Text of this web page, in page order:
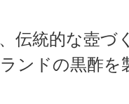
伝統的な壺づ
ランドの黒酢を